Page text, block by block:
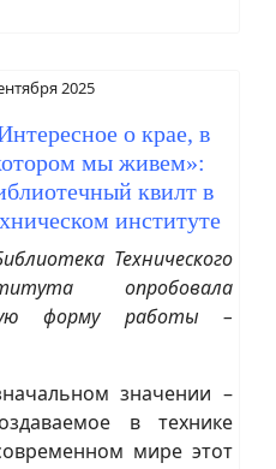
2025
о крае, в
мы живем»:
квилт в
институте
Технического
опробовала
форму работы –
значении –
в технике
мире этот